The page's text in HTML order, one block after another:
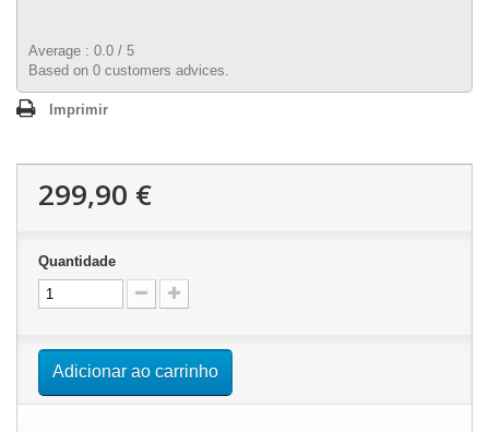
Average : 0.0 / 5
Based on 0 customers advices.
Imprimir
299,90 €
Quantidade
Adicionar ao carrinho